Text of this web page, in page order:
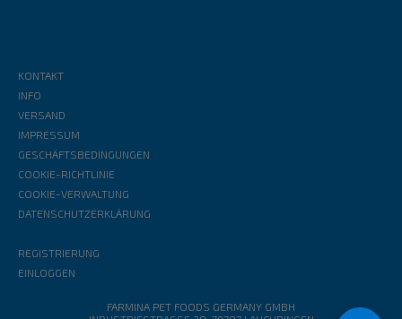
KONTAKT
INFO
VERSAND
IMPRESSUM
GESCHÄFTSBEDINGUNGEN
COOKIE-RICHTLINIE
COOKIE-VERWALTUNG
DATENSCHUTZERKLÄRUNG
REGISTRIERUNG
EINLOGGEN
FARMINA PET FOODS GERMANY GMBH